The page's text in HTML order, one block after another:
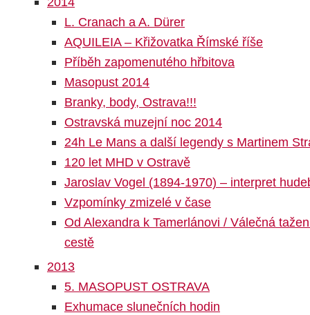
L. Cranach a A. Dürer
AQUILEIA – Křižovatka Římské říše
Příběh zapomenutého hřbitova
Masopust 2014
Branky, body, Ostrava!!!
Ostravská muzejní noc 2014
24h Le Mans a další legendy s Martinem
120 let MHD v Ostravě
Jaroslav Vogel (1894-1970) – interpret
Vzpomínky zmizelé v čase
Od Alexandra k Tamerlánovi / Válečná
cestě
2013
5. MASOPUST OSTRAVA
Exhumace slunečních hodin